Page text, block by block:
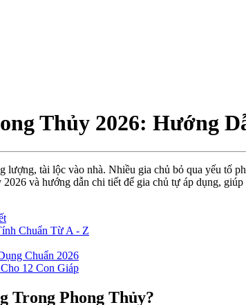
Thủy 2026: Hướng
lượng, tài lộc vào nhà. Nhiều gia chủ bỏ qua yếu tố
và hướng dẫn chi tiết để gia chủ tự áp dụng,
Chuẩn Từ A - Z
Chuẩn 2026
12 Con Giáp
Trong Phong Thủy?